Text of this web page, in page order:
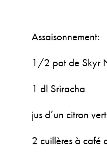
Assaisonnement:
1/2 pot de Skyr
1 dl Sriracha
jus d’un citron vert
2 cuillères à café